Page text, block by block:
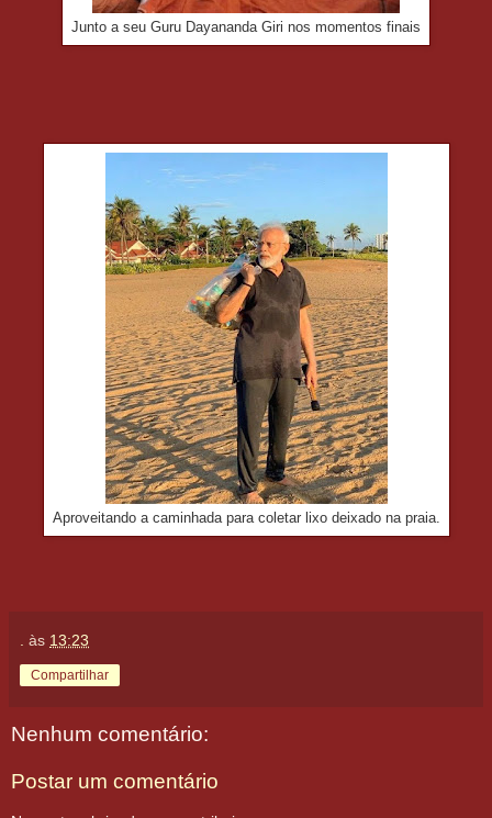
Junto a seu Guru Dayananda Giri nos momentos finais
Aproveitando a caminhada para coletar lixo deixado na praia.
às 13:23
Compartilhar
Nenhum comentário:
Postar um comentário